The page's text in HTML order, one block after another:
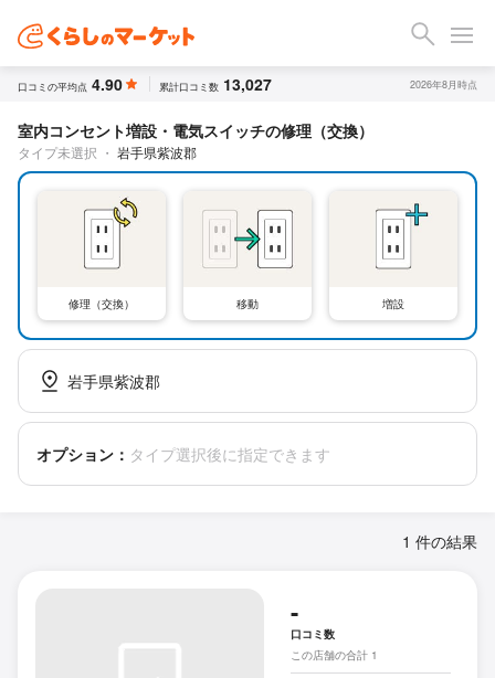
口コミの平均点 4.90 累計口コミ数 13,027 2026年8月時点
室内コンセント増設・電気スイッチの修理（交換）
タイプ未選択 ・ 岩手県紫波郡
修理（交換） 移動 増設
岩手県紫波郡
オプション： タイプ選択後に指定できます
1 件の結果
-
口コミ数
この店舗の合計 1